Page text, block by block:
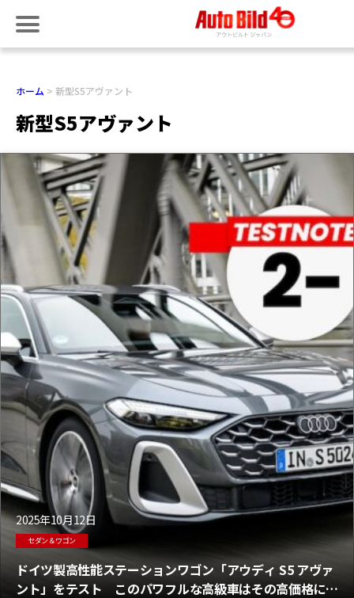
ホーム 新型S5アヴァント
新型S5アヴァント
2025年10月12日
セダン＆ワゴン
ドイツ製高性能ステーションワゴン「アウディ S5 アヴァ
ント」をテスト このパワフルな高級車はその高価格に見